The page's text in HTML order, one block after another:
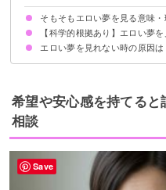
そもそもエロい夢を見る意味・
性的欲求の高まり・願望の反映
エロい夢を見るには願望を潜
【科学的根拠あり】エロい夢を
①寝る前に見たい夢のことにつ
②MILD法を実践する
③二度寝をする
④ビタミンや魚を摂取する
⑤普段から注意深く世界を観察
エロい夢を見れない時の原因は
希望や安心感を持てる
相談
Save